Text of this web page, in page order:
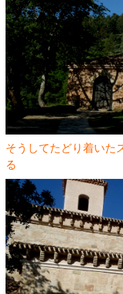
そうしてたどり着いた
る